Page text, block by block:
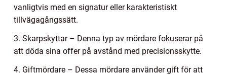
vanligtvis med en signatur eller karakteristiskt
tillvägagångssätt.
3. Skarpskyttar – Denna typ av mördare fokuserar på
att döda sina offer på avstånd med precisionsskytte.
4. Giftmördare – Dessa mördare använder gift för att